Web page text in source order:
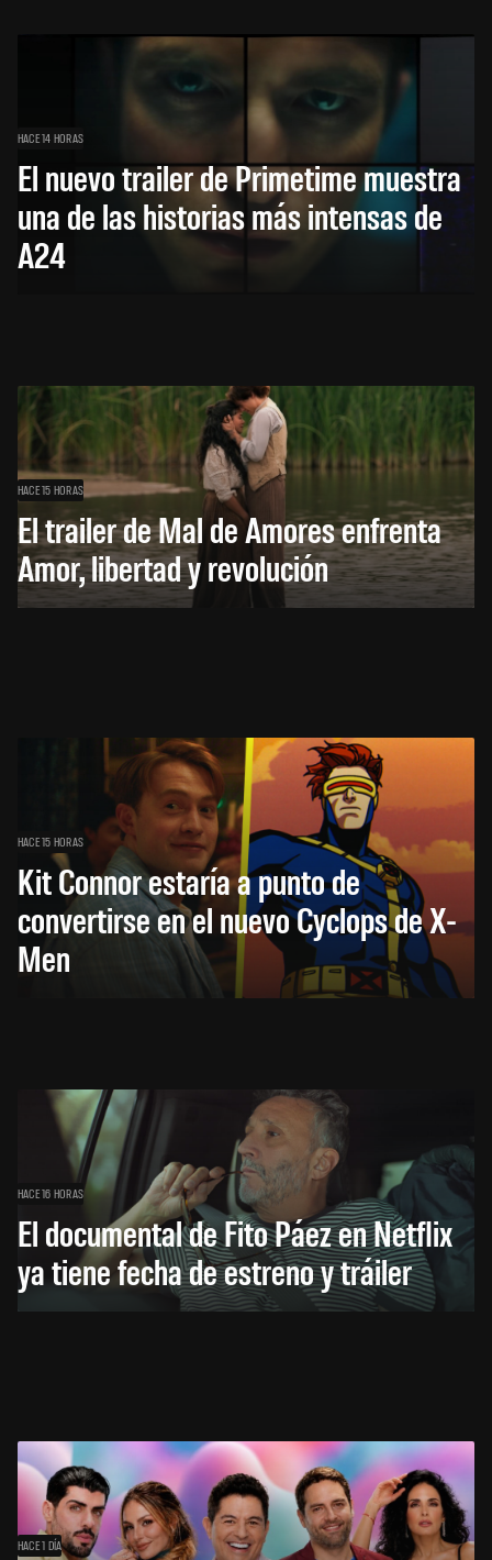
HACE 14 HORAS
El nuevo trailer de Primetime muestra
una de las historias más intensas de
A24
HACE 15 HORAS
El trailer de Mal de Amores enfrenta
Amor, libertad y revolución
HACE 15 HORAS
Kit Connor estaría a punto de
convertirse en el nuevo Cyclops de X-
Men
HACE 16 HORAS
El documental de Fito Páez en Netflix
ya tiene fecha de estreno y tráiler
HACE 1 DÍA